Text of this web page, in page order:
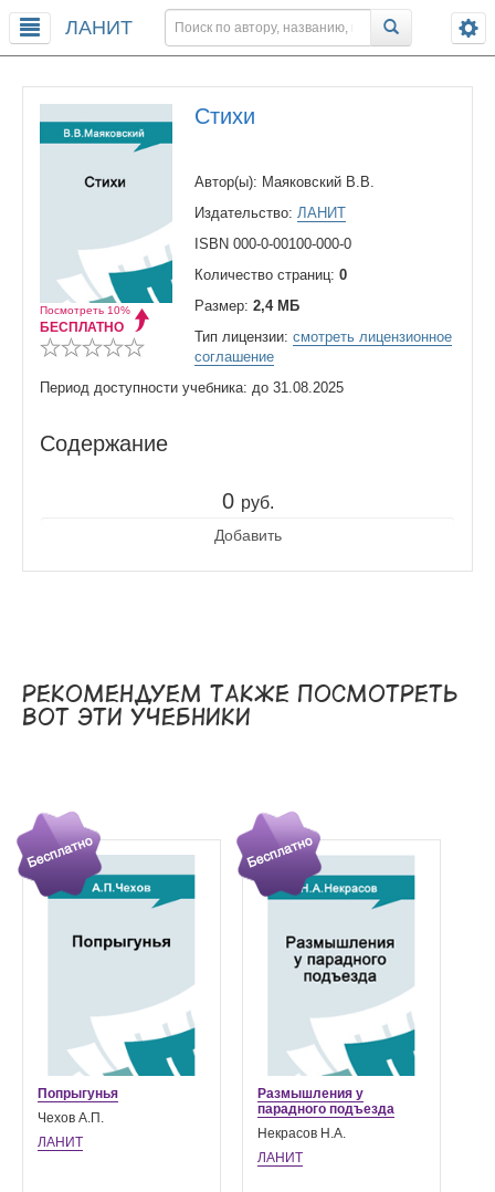
ЛАНИТ
Посмотреть 10%
БЕСПЛАТНО
Стихи
Автор(ы): Маяковский В.В.
Издательство: ЛАНИТ
ISBN 000-0-00100-000-0
Количество страниц: 0
Размер: 2,4 МБ
Тип лицензии: смотреть лицензионное
соглашение
Период доступности учебника: до 31.08.2025
Содержание
0 руб.
Добавить
Рекомендуем также посмотреть
вот эти учебники
Попрыгунья
Чехов А.П.
ЛАНИТ
Размышления у
парадного подъезда
Некрасов Н.А.
ЛАНИТ